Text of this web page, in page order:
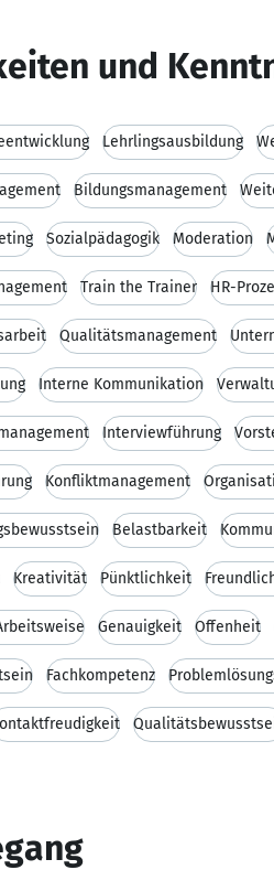
und
Lehrlingsausbildung
Bildungsmanagement
Sozialpädagogik Moderation
Train the Trainer HR-
Qualitätsmanagement
Interne Kommunikation
Interviewführung
Konfliktmanagement
Belastbarkeit
Kreativität Pünktlichkeit
Genauigkeit Offenheit
Fachkompetenz